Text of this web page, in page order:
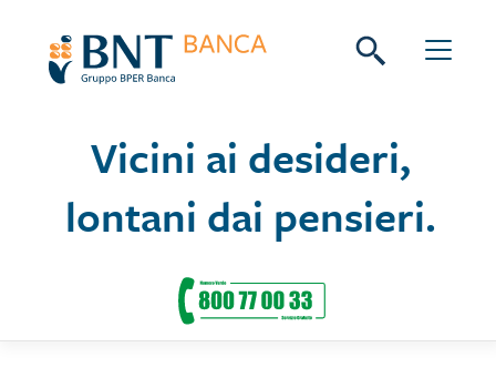
Vicini ai desideri,
lontani dai pensieri.
Seguici su: